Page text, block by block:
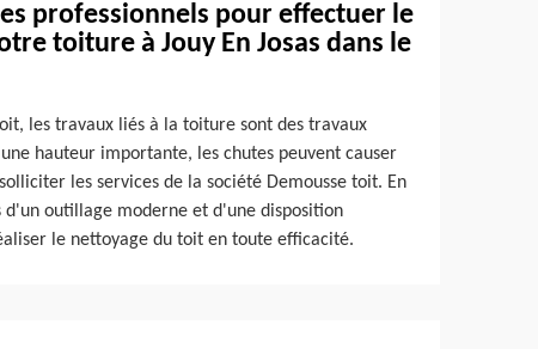
professionnels pour effectuer le
toiture à Jouy En Josas dans le
les travaux liés à la toiture sont des travaux
hauteur importante, les chutes peuvent causer
les services de la société Demousse toit. En
d'un outillage moderne et d'une disposition
le nettoyage du toit en toute efficacité.